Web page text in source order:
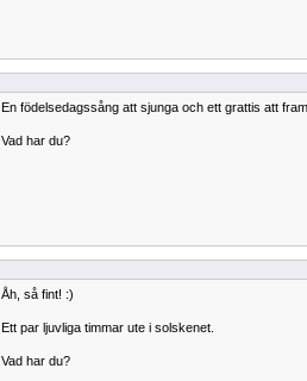
En födelsedagssång att sjunga och ett grattis att
Vad har du?
Åh, så fint! :)
Ett par ljuvliga timmar ute i solskenet.
Vad har du?